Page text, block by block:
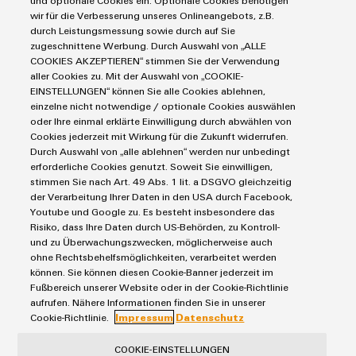
Modifizierte
und
bestückte
Gehäuse
Kundenspezifische
Kabelkonfektionierung
Produktinnovationen
Praxisnahe
Verbindungen für
Ihre Industrie.
Unsere Neuheiten
im Bereich
Industrial
Connectivity.
Markierungssysteme
Reihenklemmen
Stromversorgungen
Industrial Security
Single Pair Ethernet
Smart Metering
SNAP IN Anschlusstechnologie
Workplace Solutions
Connectivity Consulting
eShop / Digitale Bestellmöglichkeiten
Engineering-Daten
PCB Connector Services
Support Center
Technische Produktkataloge
Weidmüller Configurator
Industrien
Datencenter
Gerätehersteller
Maschinenbau
Photovoltaik
Wasserstoff
Weidmüller Industry Match
Windenergie
Impressum
Einkaufs- /Lieferanteninformationen
Datenschutzerklärung
Cookie Richtlinie
Cookie Einstellungen
Weidmüller GmbH & Co KG
Klingenbergstraße 26
32758 Detmold
Tel.: +49 5231 14-280
wir für die Verbesserung unseres Onlineangebots, z.B.
durch Leistungsmessung sowie durch auf Sie
zugeschnittene Werbung. Durch Auswahl von „ALLE
COOKIES AKZEPTIEREN“ stimmen Sie der Verwendung
aller Cookies zu. Mit der Auswahl von „COOKIE-
EINSTELLUNGEN“ können Sie alle Cookies ablehnen,
einzelne nicht notwendige / optionale Cookies auswählen
oder Ihre einmal erklärte Einwilligung durch abwählen von
Cookies jederzeit mit Wirkung für die Zukunft widerrufen.
Durch Auswahl von „alle ablehnen“ werden nur unbedingt
erforderliche Cookies genutzt. Soweit Sie einwilligen,
stimmen Sie nach Art. 49 Abs. 1 lit. a DSGVO gleichzeitig
der Verarbeitung Ihrer Daten in den USA durch Facebook,
Youtube und Google zu. Es besteht insbesondere das
Risiko, dass Ihre Daten durch US-Behörden, zu Kontroll-
und zu Überwachungszwecken, möglicherweise auch
ohne Rechtsbehelfsmöglichkeiten, verarbeitet werden
können. Sie können diesen Cookie-Banner jederzeit im
Fußbereich unserer Website oder in der Cookie-Richtlinie
aufrufen. Nähere Informationen finden Sie in unserer
Cookie-Richtlinie.
Impressum Datenschutz
COOKIE-EINSTELLUNGEN